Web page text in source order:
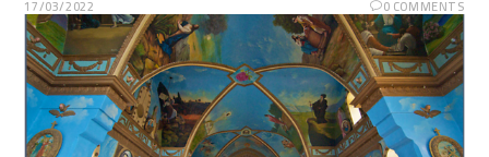
0 COMMENTS
17/03/2022